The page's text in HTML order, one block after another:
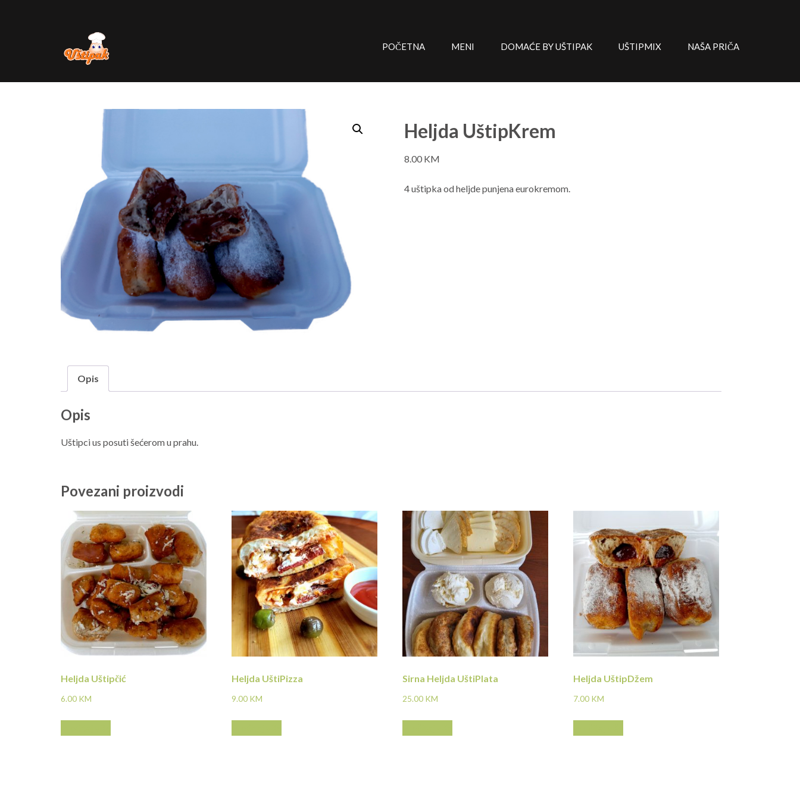
POČETNA MENI DOMAĆE BY UŠTIPAK UŠTIPMIX NAŠA PRIČA
Heljda UštipKrem
8.00 KM
4 uštipka od heljde punjena eurokremom.
Opis
Opis
Uštipci us posuti šećerom u prahu.
Povezani proizvodi
Heljda Uštipčić
6.00 KM
Heljda UštiPizza
9.00 KM
Sirna Heljda UštiPlata
25.00 KM
Heljda UštipDžem
7.00 KM